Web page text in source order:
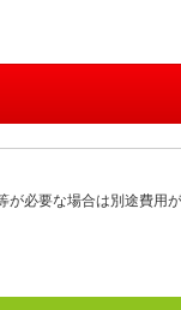
必要な場合は別途費用が